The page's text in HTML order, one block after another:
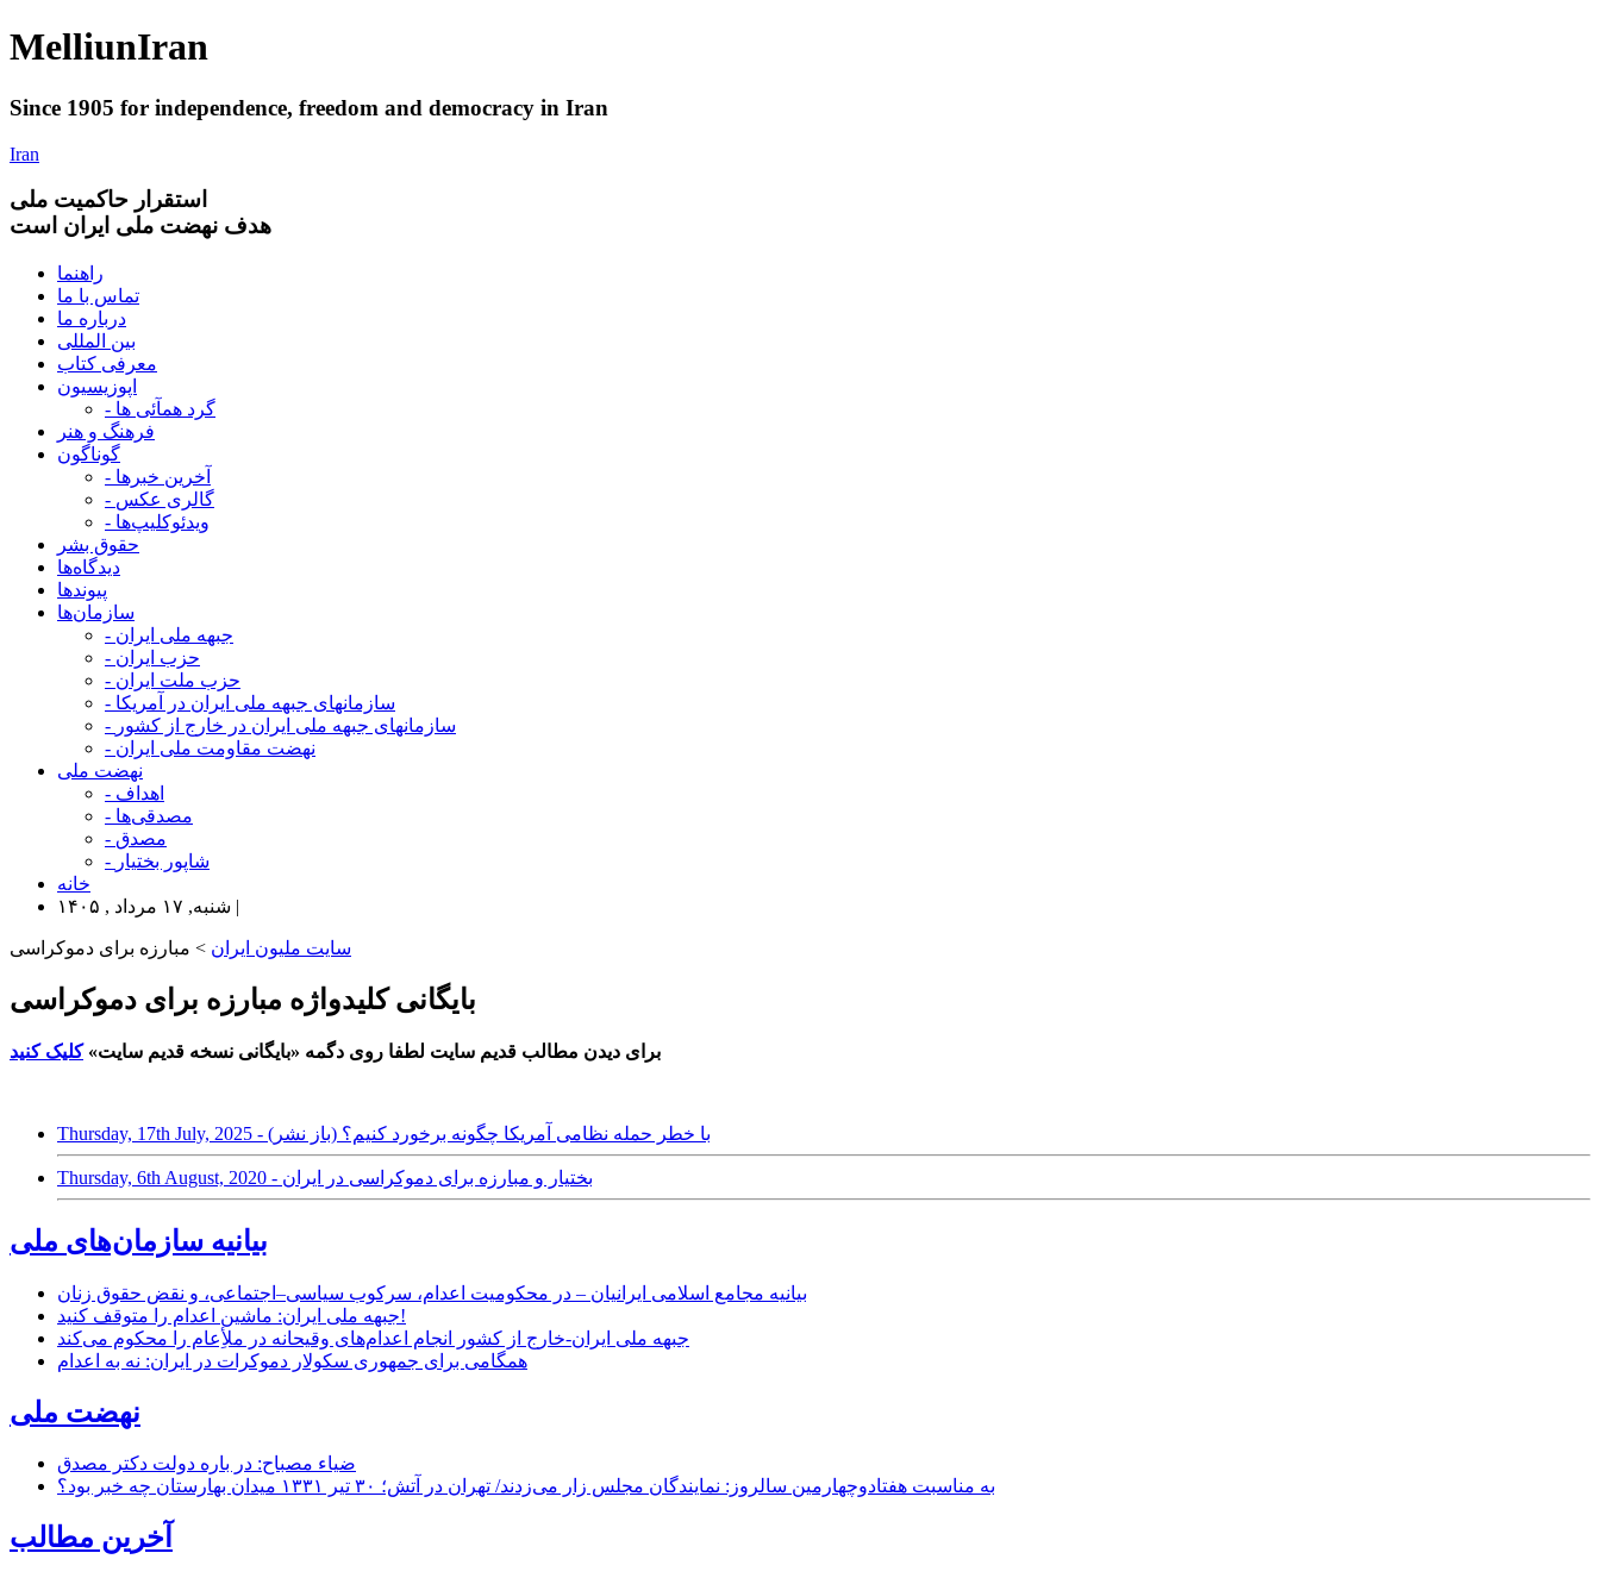
MelliunIran
Since 1905 for independence, freedom and democracy in Iran
Iran
استقرار حاکميت ملی
هدف نهضت ملی ایران است
راهنما
تماس با ما
درباره ما
بین المللی
معرفی کتاب
اپوزیسیون
- گرد همآئی ها
فرهنگ و هنر
گوناگون
- آخرین خبرها
- گالری عکس
- ویدئوکلیپ‌ها
حقوق بشر
دیدگاه‌ها
پیوندها
سازمان‌ها
- جبهه ملی ایران
- حزب ایران
- حزب ملت ایران
- سازمانهای جبهه ملی ایران در آمریکا
- سازمانهای جبهه ملی ایران در خارج از کشور
- نهضت مقاومت ملی ایران
نهضت ملی
- اهداف
- مصدقی‌ها
- مصدق
- شاپور بختیار
خانه
شنبه, ۱۷ مرداد , ۱۴۰۵ |
سایت ملیون ایران > مبارزه برای دموکراسی
بایگانی کلیدواژه مبارزه برای دموکراسی
برای دیدن مطالب قدیم سایت لطفا روی دگمه «بایگانی نسخه قدیم سایت»کلیک کنید
Thursday, 17th July, 2025 - با خطر حمله نظامی آمریکا چگونه برخورد کنیم؟ (باز نشر)
Thursday, 6th August, 2020 - بختیار و مبارزه برای دموکراسی در ایران
بیانیه سازمان‌های ملی
بیانیه مجامع اسلامی ایرانیان – در محکومیت اعدام، سرکوب سیاسی–اجتماعی، و نقض حقوق زنان
جبهه ملی ایران: ماشین اعدام را متوقف کنید!
جبهه ملی ایران-خارج از کشور انجام اعدام‌های وقیحانه در ملأِعام را محکوم می‌کند
همگامی برای جمهوری سکولار دموکرات در ایران: نه به اعدام
نهضت ملی
ضیاء مصباح: در باره دولت دکتر مصدق
به مناسبت هفتادوچهارمین سالروز: نمایندگان مجلس زار می‌زدند/ تهران در آتش؛ ۳۰ تیر ۱۳۳۱ میدان بهارستان چه خبر بود؟
آخرین مطالب